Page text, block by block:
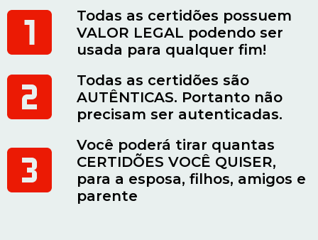
Todas as certidões possuem
VALOR LEGAL podendo ser
usada para qualquer fim!
Todas as certidões são
AUTÊNTICAS. Portanto não
precisam ser autenticadas.
Você poderá tirar quantas
CERTIDÕES VOCÊ QUISER,
para a esposa, filhos, amigos e
parente